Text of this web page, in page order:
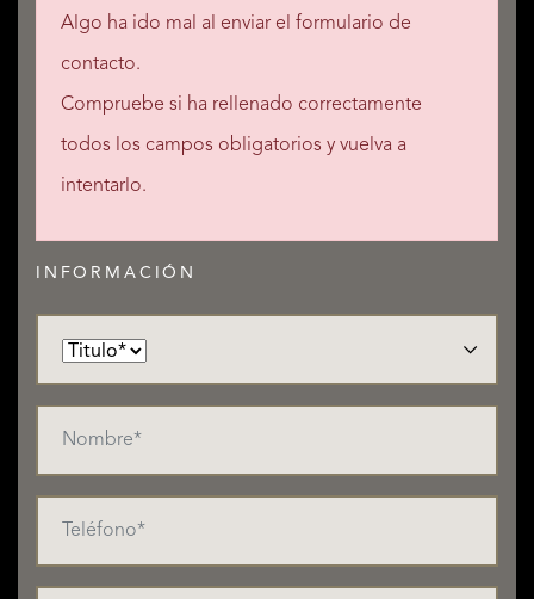
Algo ha ido mal al enviar el formulario de
contacto.
Compruebe si ha rellenado correctamente
todos los campos obligatorios y vuelva a
intentarlo.
INFORMACIÓN